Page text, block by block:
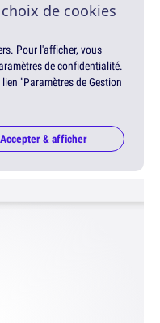
de cookies
Pour l'afficher, vous
de confidentialité.
"Paramètres de Gestion
Accepter & afficher